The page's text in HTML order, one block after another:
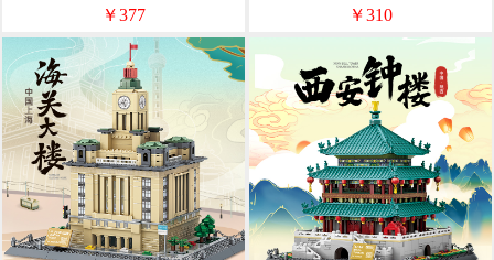
木#7210
￥377
#6236
￥310